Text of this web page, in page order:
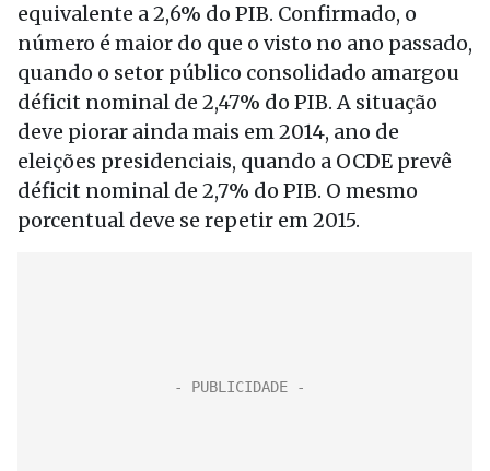
equivalente a 2,6% do PIB. Confirmado, o
número é maior do que o visto no ano passado,
quando o setor público consolidado amargou
déficit nominal de 2,47% do PIB. A situação
deve piorar ainda mais em 2014, ano de
eleições presidenciais, quando a OCDE prevê
déficit nominal de 2,7% do PIB. O mesmo
porcentual deve se repetir em 2015.